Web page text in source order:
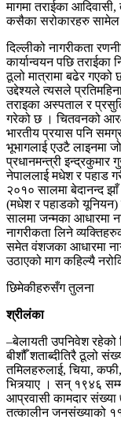
मागमा तराईका
कसैका सरोकारहरु सामेल
दिल्लीको नागरीकता
कार्यान्वयन पछि
ठूलो मात्रामा बढेर गएको
उद्देश्यले त्यसले
तराइका अस्पताल र
गरेको छ । चितवनको
भारतीय प्रयास पनि
भूभागलाई एउटै लाइनमा
प्रधानमन्त्री इन्द्रकुमार
नेपाललाई मधेश र पहाड
२०१० सालमा बेदानन्द
(मधेश र पहाडको यूनियन)
सालमा जन्मका आधारमा
नागरीकता लिने
समेत वंशजका आधारमा
उठाएको माग कहिल्यै
छिमेकीहरुसँग तुलना
श्रीलंका
–बेलायती उपनिवेश
बीशौँ शताब्दीतिरै ठूलो
तमिलहरुलाई, चिया,
भित्र्याए । सन् १९४६
आप्रवासी कामदार
तत्कालीन जनसंख्याको